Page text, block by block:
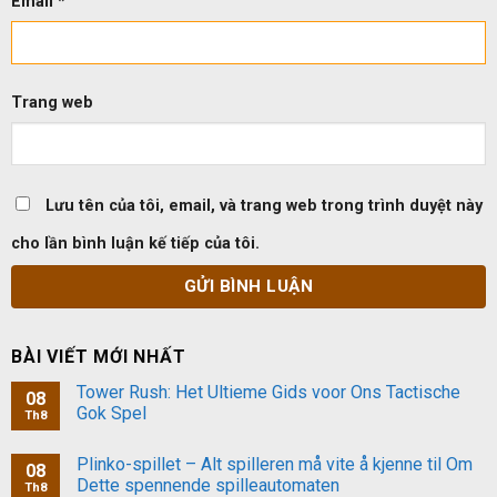
Trang web
Lưu tên của tôi, email, và trang web trong trình duyệt này
cho lần bình luận kế tiếp của tôi.
BÀI VIẾT MỚI NHẤT
08
Th8
Tower Rush: Het Ultieme Gids voor Ons Tactische
Gok Spel
08
Th8
Plinko-spillet – Alt spilleren må vite å kjenne til Om
Dette spennende spilleautomaten